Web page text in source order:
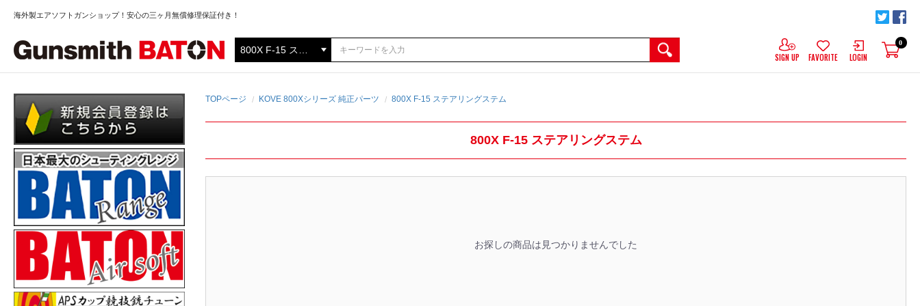
海外製エアソフトガンショップ！安心の三ヶ月無償修理保証付き！
SIGN UP FAVORITE LOGIN
0
TOPページ KOVE 800Xシリーズ 純正パーツ 800X F-15 ステアリングステム
800X F-15 ステアリングステム
お探しの商品は見つかりませんでした